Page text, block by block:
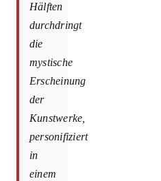
Hälften
durchdringt
die
mystische
Erscheinung
der
Kunstwerke,
personifiziert
in
einem